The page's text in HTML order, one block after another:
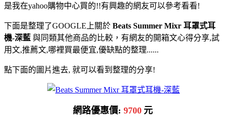
是我在yahoo購物中心買的!!有興趣的網友可以參考看看!
下面是整理了GOOGLE上關於 Beats Summer Mixr 耳罩式耳
機-深藍 與同類其他商品的比較，有網友的開箱文心得分享,試
用文,推薦文,哪裡買最便宜,優缺點的整理......
點下面的圖片進去, 就可以看到整理的分享!
網路優惠價: 9700 元